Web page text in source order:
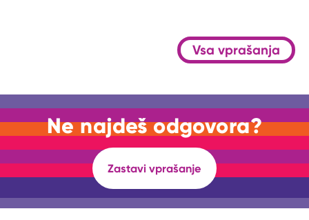
Vsa vprašanja
Ne najdeš odgovora?
Zastavi vprašanje